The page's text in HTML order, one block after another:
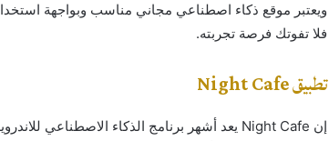
ويعتبر موقع ذكاء اصطناعي مجاني مناسب وبواجهة
فلا تفوتك فرصة تجربته.
تطبيق Night Cafe